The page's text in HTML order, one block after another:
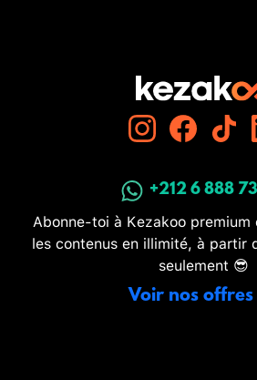
+212 6 888
Abonne-toi à Kezakoo
les contenus en illimité, à partir
seulement 😎
Voir nos offres